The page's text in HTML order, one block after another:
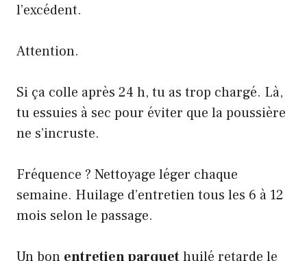
l’excédent.
Attention.
Si ça colle après 24 h, tu as trop chargé. Là,
tu essuies à sec pour éviter que la poussière
ne s’incruste.
Fréquence ? Nettoyage léger chaque
semaine. Huilage d’entretien tous les 6 à 12
mois selon le passage.
Un bon entretien parquethuilé retarde le